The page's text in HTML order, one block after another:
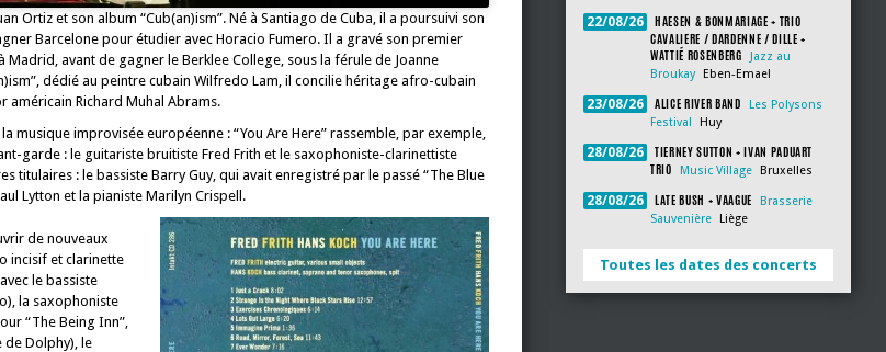
Ortiz et son album “Cub(an)ism”. Né à Santiago de Cuba, il a poursuivi son
Barcelone pour étudier avec Horacio Fumero. Il a gravé son premier
Madrid, avant de gagner le Berklee College, sous la férule de Joanne
dédié au peintre cubain Wilfredo Lam, il concilie héritage afro-cubain
américain Richard Muhal Abrams.
musique improvisée européenne : “You Are Here” rassemble, par exemple,
garde : le guitariste bruitiste Fred Frith et le saxophoniste-clarinettiste
titulaires : le bassiste Barry Guy, qui avait enregistré par le passé “The Blue
Lytton et la pianiste Marilyn Crispell.
de nouveaux
incisif et clarinette
le bassiste
la saxophoniste
“The Being Inn”,
de Dolphy), le
22/08/26
HAESEN & BONMARIAGE + TRIO
CAVALIERE / DARDENNE / DILLE +
WATTIÉ ROSENBERG
Jazz au
Broukay
Eben-Emael
23/08/26 ALICE RIVER BAND
Les Polysons
Festival
Huy
28/08/26
TIERNEY SUTTON + IVAN PADUART
TRIO
Music Village Bruxelles
28/08/26 LATE BUSH + VAAGUE
Brasserie
Sauvenière
Liège
Toutes les dates des concerts